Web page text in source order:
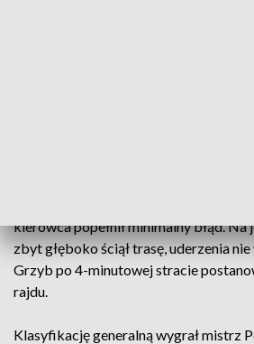
kierowca popełnił minimalny błąd.
zbyt głęboko ściął trasę, uderzenia
Grzyb po 4-minutowej stracie
rajdu.
Klasyfikację generalną wygrał mistrz